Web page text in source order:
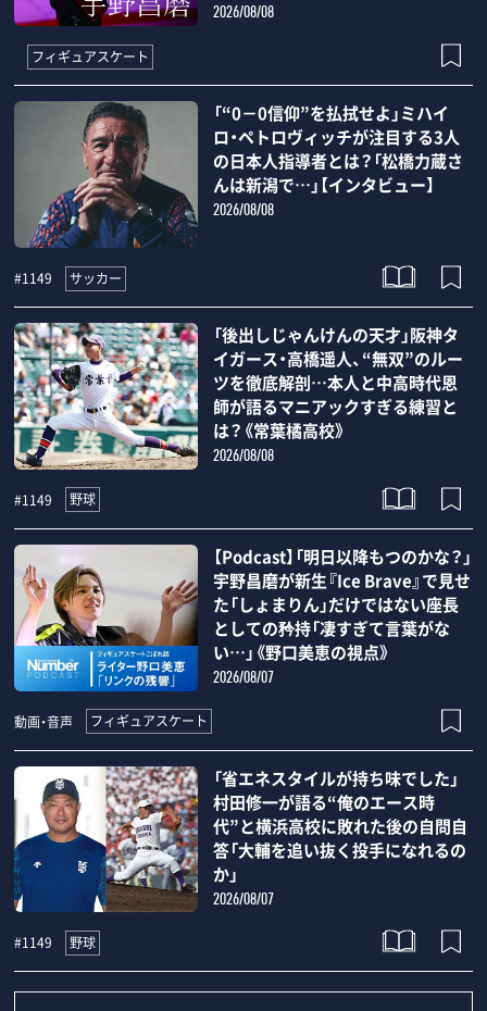
2026/08/08
フィギュアスケート
「“0－0信仰”を払拭せよ」ミハイ
ロ・ペトロヴィッチが注目する3人
の日本人指導者とは？「松橋力蔵さ
んは新潟で…」【インタビュー】
2026/08/08
#1149 サッカー
「後出しじゃんけんの天才」阪神タ
イガース・高橋遥人、“無双”のルー
ツを徹底解剖…本人と中高時代恩
師が語るマニアックすぎる練習と
は？《常葉橘高校》
2026/08/08
#1149 野球
【Podcast】「明日以降もつのかな？」
宇野昌磨が新生『Ice Brave』で見せ
た「しょまりん」だけではない座長
としての矜持「凄すぎて言葉がな
い…」《野口美恵の視点》
2026/08/07
動画・音声 フィギュアスケート
「省エネスタイルが持ち味でした」
村田修一が語る“俺のエース時
代”と横浜高校に敗れた後の自問自
答「大輔を追い抜く投手になれるの
か」
2026/08/07
#1149 野球